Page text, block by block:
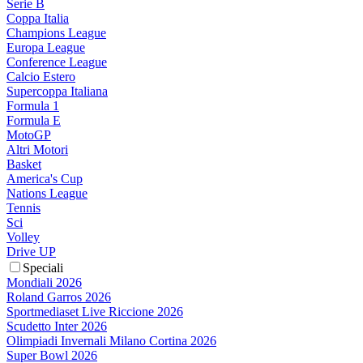
Serie B
Coppa Italia
Champions League
Europa League
Conference League
Calcio Estero
Supercoppa Italiana
Formula 1
Formula E
MotoGP
Altri Motori
Basket
America's Cup
Nations League
Tennis
Sci
Volley
Drive UP
Speciali
Mondiali 2026
Roland Garros 2026
Sportmediaset Live Riccione 2026
Scudetto Inter 2026
Olimpiadi Invernali Milano Cortina 2026
Super Bowl 2026